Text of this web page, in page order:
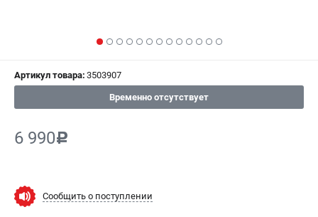
МАГАЗИНЫ
)
СРАВНЕНИЕ ( 0 )
Артикул товара: 3503907
Временно отсутствует
6 990c
Сообщить о поступлении